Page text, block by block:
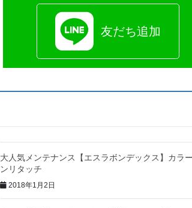
友だち追加
大人気メンテナンス【エスラボンデックス】カラ
ンリタッチ
2018年1月2日